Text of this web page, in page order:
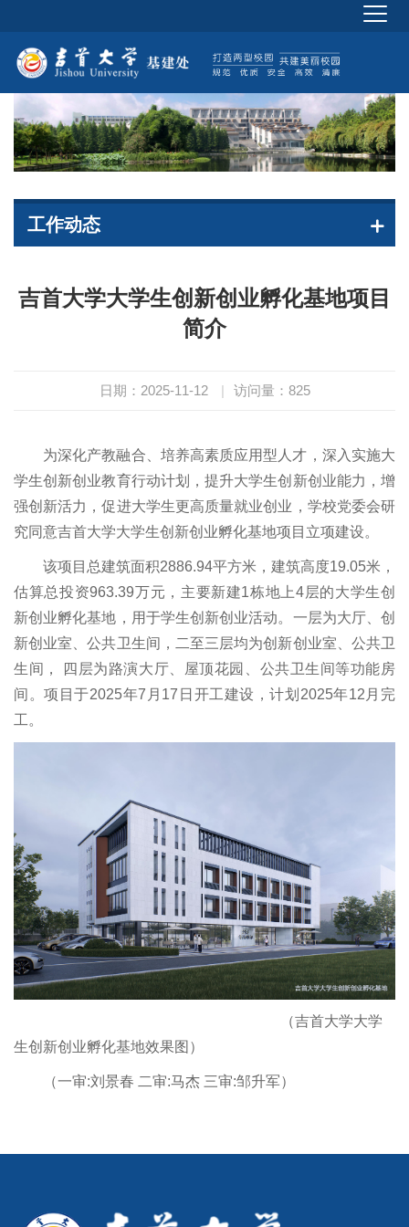
工作动态
吉首大学大学生创新创业孵化基地项目
简介
日期：2025-11-12 访问量： 825
为深化产教融合、培养高素质应用型人才，深入实施大
学生创新创业教育行动计划，提升大学生创新创业能力，增
强创新活力，促进大学生更高质量就业创业，学校党委会研
究同意吉首大学大学生创新创业孵化基地项目立项建设。
该项目总建筑面积2886.94平方米，建筑高度19.05米，
估算总投资963.39万元，主要新建1栋地上4层的大学生创
新创业孵化基地，用于学生创新创业活动。一层为大厅、创
新创业室、公共卫生间，二至三层均为创新创业室、公共卫
生间， 四层为路演大厅、屋顶花园、公共卫生间等功能房
间。项目于2025年7月17日开工建设，计划2025年12月完
工。
（吉首大学大学
生创新创业孵化基地效果图）
（一审:刘景春 二审:马杰 三审:邹升军）